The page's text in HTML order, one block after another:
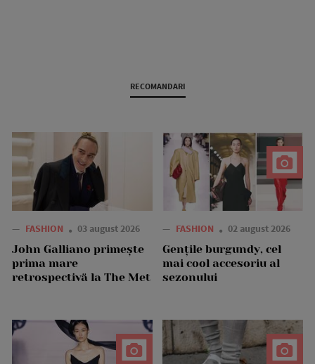
RECOMANDARI
— FASHION 03 august 2026
John Galliano primește
prima mare
retrospectivă la The Met
— FASHION 02 august 2026
Gențile burgundy, cel
mai cool accesoriu al
sezonului